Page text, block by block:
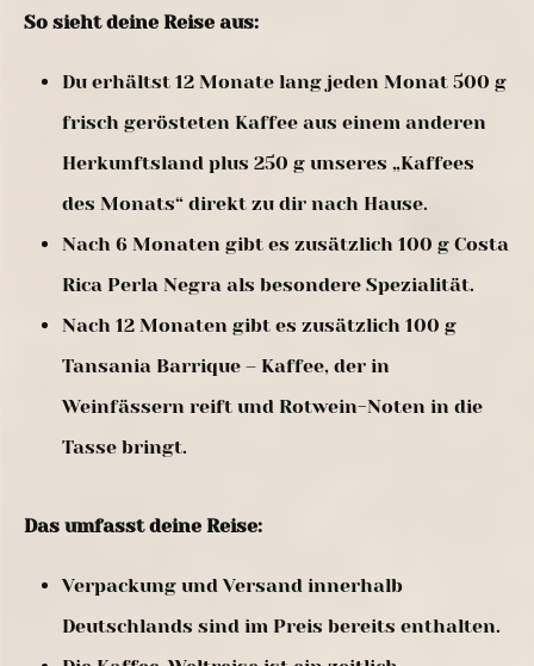
So sieht deine Reise aus:
Du erhältst 12 Monate lang jeden Monat 500 g
frisch gerösteten Kaffee aus einem anderen
Herkunftsland plus 250 g unseres „Kaffees
des Monats“ direkt zu dir nach Hause.
Nach 6 Monaten gibt es zusätzlich 100 g Costa
Rica Perla Negra als besondere Spezialität.
Nach 12 Monaten gibt es zusätzlich 100 g
Tansania Barrique – Kaffee, der in
Weinfässern reift und Rotwein-Noten in die
Tasse bringt.
Das umfasst deine Reise:
Verpackung und Versand innerhalb
Deutschlands sind im Preis bereits enthalten.